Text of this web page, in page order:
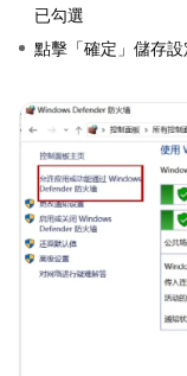
已勾選
點擊「確定」儲存設